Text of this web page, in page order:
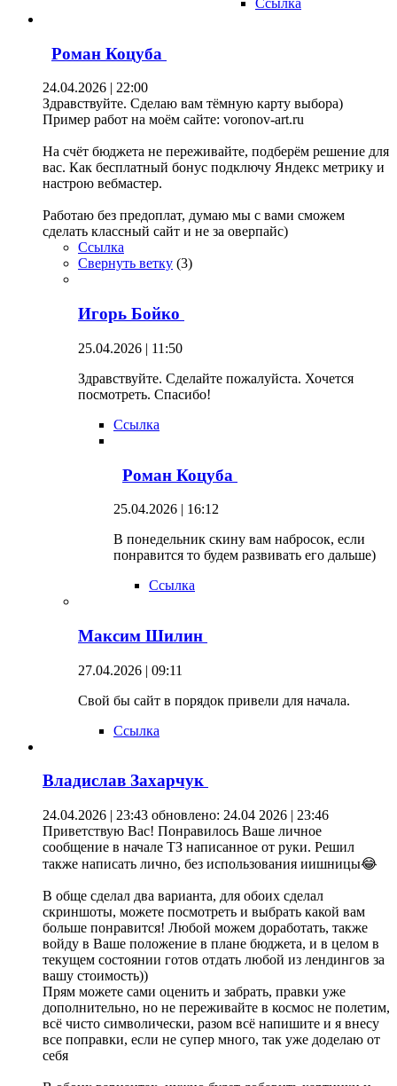
Ссылка
Роман Коцуба
24.04.2026 | 22:00
Здравствуйте. Сделаю вам тёмную карту выбора)
Пример работ на моём сайте: voronov-art.ru
На счёт бюджета не переживайте, подберём решение для
вас. Как бесплатный бонус подключу Яндекс метрику и
настрою вебмастер.
Работаю без предоплат, думаю мы с вами сможем
сделать классный сайт и не за оверпайс)
Ссылка
Свернуть ветку (3)
Игорь Бойко
25.04.2026 | 11:50
Здравствуйте. Сделайте пожалуйста. Хочется
посмотреть. Спасибо!
Ссылка
Роман Коцуба
25.04.2026 | 16:12
В понедельник скину вам набросок, если
понравится то будем развивать его дальше)
Ссылка
Максим Шилин
27.04.2026 | 09:11
Свой бы сайт в порядок привели для начала.
Ссылка
Владислав Захарчук
24.04.2026 | 23:43 обновлено: 24.04 2026 | 23:46
Приветствую Вас! Понравилось Ваше личное
сообщение в начале ТЗ написанное от руки. Решил
также написать лично, без использования иишницы😂
В обще сделал два варианта, для обоих сделал
скриншоты, можете посмотреть и выбрать какой вам
больше понравится! Любой можем доработать, также
войду в Ваше положение в плане бюджета, и в целом в
текущем состоянии готов отдать любой из лендингов за
вашу стоимость))
Прям можете сами оценить и забрать, правки уже
дополнительно, но не переживайте в космос не полетим,
всё чисто символически, разом всё напишите и я внесу
все поправки, если не супер много, так уже доделаю от
себя